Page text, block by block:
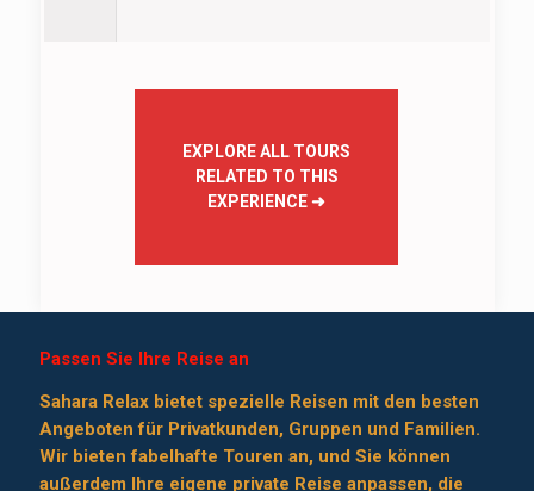
EXPLORE ALL TOURS
RELATED TO THIS
EXPERIENCE➜
Passen Sie Ihre Reise an
Sahara Relax bietet spezielle Reisen mit den besten
Angeboten für Privatkunden, Gruppen und Familien.
Wir bieten fabelhafte Touren an, und Sie können
außerdem Ihre eigene private Reise anpassen, die